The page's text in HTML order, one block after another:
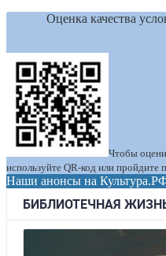
Оценка качества
Чтобы
используйте QR-код или пройдите
Наши анонсы на